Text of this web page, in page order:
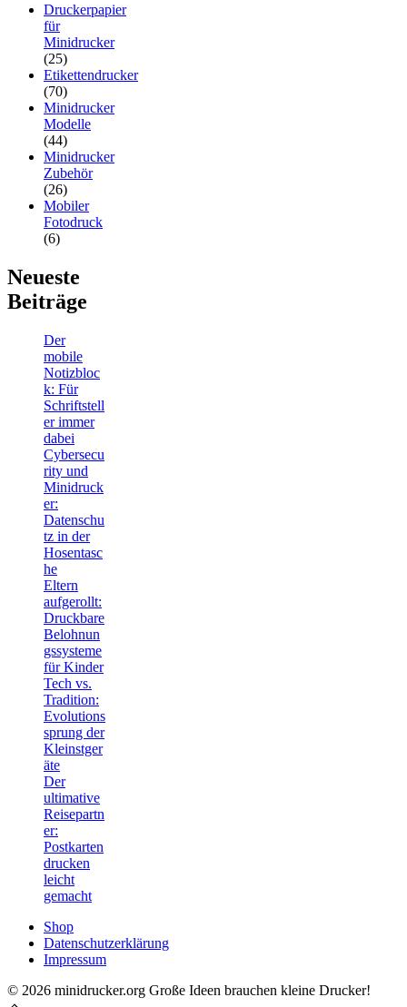
Druckerpapier
für
Minidrucker
(25)
Etikettendrucker
(70)
Minidrucker
Modelle
(44)
Minidrucker
Zubehör
(26)
Mobiler
Fotodruck
(6)
Neueste
Beiträge
Der
mobile
Notizbloc
k: Für
Schriftstell
er immer
dabei
Cybersecu
rity und
Minidruck
er:
Datenschu
tz in der
Hosentasc
he
Eltern
aufgerollt:
Druckbare
Belohnun
gssysteme
für Kinder
Tech vs.
Tradition:
Evolutions
sprung der
Kleinstger
äte
Der
ultimative
Reisepartn
er:
Postkarten
drucken
leicht
gemacht
Shop
Datenschutzerklärung
Impressum
© 2026 minidrucker.org Große Ideen brauchen kleine Drucker!